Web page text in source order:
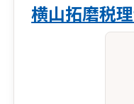
横山拓磨税